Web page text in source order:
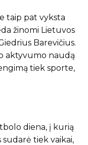
taip pat vyksta
žinomi Lietuvos
Barevičius.
aktyvumo naudą
tiek sporte,
diena, į kurią
tiek vaikai,